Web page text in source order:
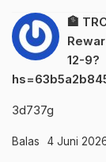
🏦
12-9?
3d737g
Balas 4 Juni